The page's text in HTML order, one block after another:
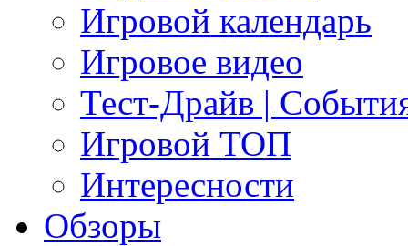
Игровой календарь
Игровое видео
Тест-Драйв |
Игровой ТОП
Интересности
Обзоры